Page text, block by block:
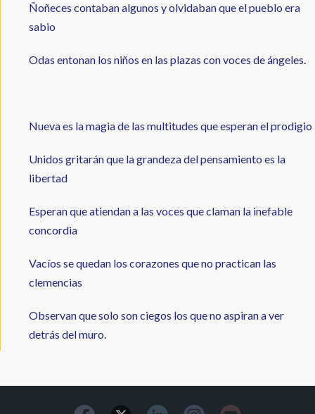
Ñoñeces contaban algunos y olvidaban que el pueblo era
sabio
Odas entonan los niños en las plazas con voces de ángeles.
Nueva es la magia de las multitudes que esperan el prodigio
Unidos gritarán que la grandeza del pensamiento es la
libertad
Esperan que atiendan a las voces que claman la inefable
concordia
Vacíos se quedan los corazones que no practican las
clemencias
Observan que solo son ciegos los que no aspiran a ver
detrás del muro.